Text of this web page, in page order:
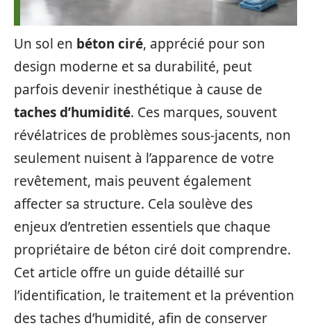
Un sol en béton ciré, apprécié pour son
design moderne et sa durabilité, peut
parfois devenir inesthétique à cause de
taches d’humidité. Ces marques, souvent
révélatrices de problèmes sous-jacents, non
seulement nuisent à l’apparence de votre
revêtement, mais peuvent également
affecter sa structure. Cela soulève des
enjeux d’entretien essentiels que chaque
propriétaire de béton ciré doit comprendre.
Cet article offre un guide détaillé sur
l’identification, le traitement et la prévention
des taches d’humidité, afin de conserver